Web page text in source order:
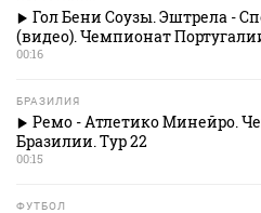
Гол Бени Соузы. Эштрела -
(видео). Чемпионат
00:16
БРАЗИЛИЯ
Ремо - Атлетико Минейро.
Бразилии. Тур 22
00:15
ФУТБОЛ